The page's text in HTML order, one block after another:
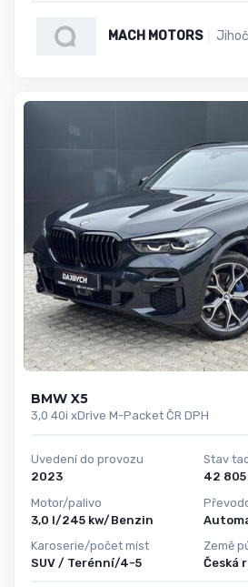
MACH MOTORS
BMW X5
3,0 40i xDrive M-Packet ČR DPH
Uvedení do provozu
2023
Motor/palivo
3,0 l/245 kw/Benzin
Karoserie/počet míst
SUV / Terénní/4-5
Stav
Země
Česká